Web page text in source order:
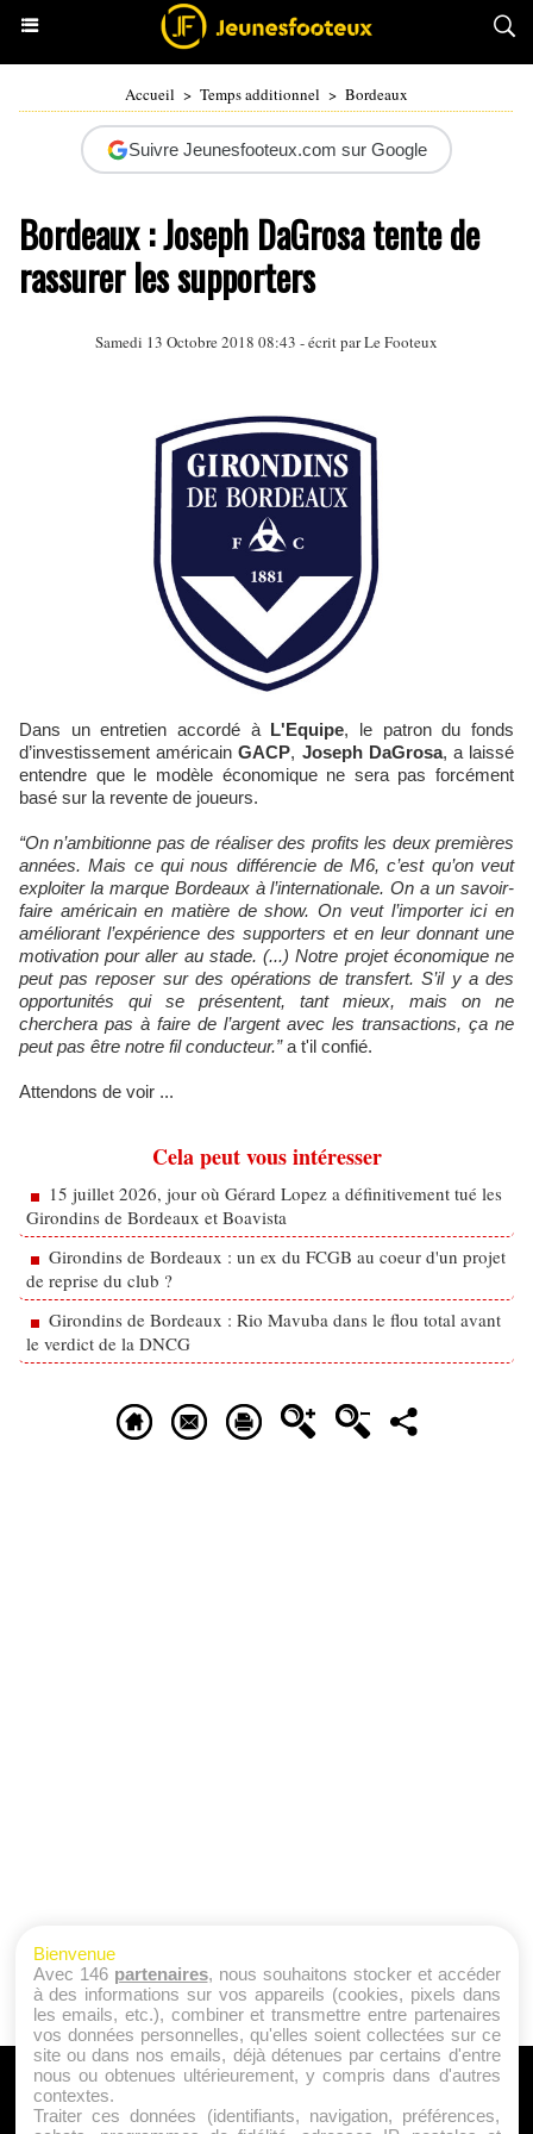
Accueil > Temps additionnel > Bordeaux
Suivre Jeunesfooteux.com sur Google
Bordeaux : Joseph DaGrosa tente de
rassurer les supporters
Samedi 13 Octobre 2018 08:43 - écrit par Le Footeux
Dans un entretien accordé à L'Equipe, le patron du fonds
d’investissement américainGACP, Joseph DaGrosa, a laissé
entendre que le modèle économique ne sera pas forcément
basé sur la revente de joueurs.
“On n’ambitionne pas de réaliser des profits les deux premières
années. Mais ce qui nous différencie de M6, c’est qu’on veut
exploiter la marque Bordeaux à l’internationale. On a un savoir-
faire américain en matière de show. On veut l’importer ici en
améliorant l’expérience des supporters et en leur donnant une
motivation pour aller au stade. (...) Notre projet économique ne
peut pas reposer sur des opérations de transfert. S’il y a des
opportunités qui se présentent, tant mieux, mais on ne
cherchera pas à faire de l’argent avec les transactions, ça ne
peut pas être notre fil conducteur.”a t'il confié.
Attendons de voir ...
Cela peut vous intéresser
15 juillet 2026, jour où Gérard Lopez a définitivement tué les
Girondins de Bordeaux et Boavista
Girondins de Bordeaux : un ex du FCGB au coeur d'un projet
de reprise du club ?
Girondins de Bordeaux : Rio Mavuba dans le flou total avant
le verdict de la DNCG
A PROPOS
Qui sommes nous ?
Bienvenue
Avec 146 partenaires, nous souhaitons stocker et accéder
à des informations sur vos appareils (cookies, pixels dans
les emails, etc.), combiner et transmettre entre partenaires
vos données personnelles, qu'elles soient collectées sur ce
site ou dans nos emails, déjà détenues par certains d'entre
nous ou obtenues ultérieurement, y compris dans d'autres
contextes.
Traiter ces données (identifiants, navigation, préférences,